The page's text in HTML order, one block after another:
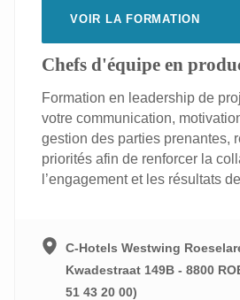
VOIR LA FORMATION
Chefs d'équipe en
Formation en leadership de
votre communication,
gestion des parties prenantes,
priorités afin de renforcer la
l’engagement et les résultats
C-Hotels Westwing
Kwadestraat 149B - 8800
51 43 20 00)